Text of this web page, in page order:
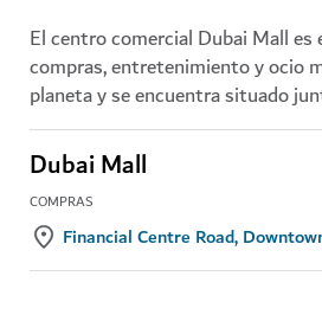
El centro comercial Dubai Mall es
compras, entretenimiento y ocio
planeta y se encuentra situado
Dubai Mall
COMPRAS
Financial Centre Road,